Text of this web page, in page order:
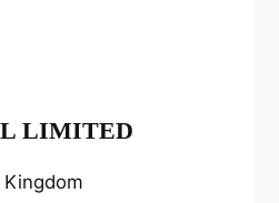
LIMITED
Kingdom